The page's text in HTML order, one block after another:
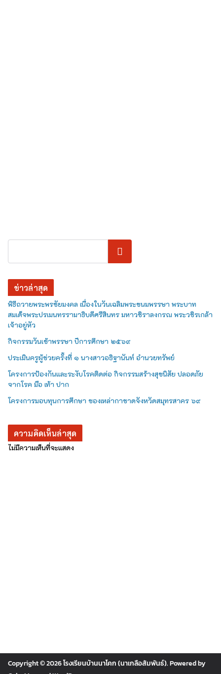
ค้นหา
ข่าวล่าสุด
พิธีถวายพระพรชัยมงคล เนื่องในวันเฉลิมพระชนมพรรษา พระบาท
สมเด็จพระปรเมนทรรามาธิบดีศรีสินทร มหาวชิราลงกรณ พระวชิรเกล้า
เจ้าอยู่หัว
กิจกรรมวันเข้าพรรษา ปีการศึกษา ๒๕๖๙
ประเมินครูผู้ช่วยครั้งที่ ๑ นางสาวอธิฐานันท์ อำนวยทรัพย์
โครงการป้องกันและระงับโรคติดต่อ กิจกรรมสร้างสุขนิสัย ปลอดภัย
จากโรค มือ เท้า ปาก
โครงการมอบทุนการศึกษา ของเหล่ากาชาดจังหวัดสมุทรสาคร ๖๙
ความคิดเห็นล่าสุด
ไม่มีความเห็นที่จะแสดง
Copyright © 2026โรงเรียนบ้านนาโคก (นาเกลือสัมพันธ์). Powered by